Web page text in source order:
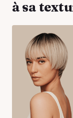
à sa